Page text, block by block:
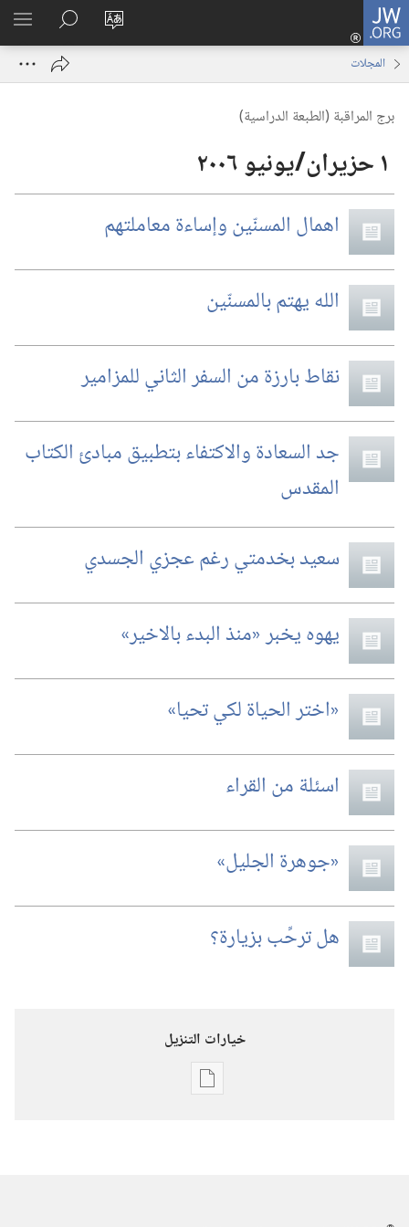
JW.ORG
تغيير
الموقع
تسجيل
الدخول
نافذة
البحث
في
JW.‎ORG
المجلات
برج المراقبة (‏الطبعة الدراسية)‏
اهمال المسنّين وإساءة معاملتهم
الله يهتم بالمسنّين
نقاط بارزة من السفر الثاني للمزامير
جد السعادة والاكتفاء بتطبيق مبادئ الكتاب
المقدس
سعيد بخدمتي رغم عجزي الجسدي
يهوه يخبر «منذ البدء بالاخير»‏
‏«اختر الحياة لكي تحيا»‏
اسئلة من القراء
‏«جوهرة الجليل»‏
هل ترحِّب بزيارة؟‏
خيارات التنزيل
خيارات